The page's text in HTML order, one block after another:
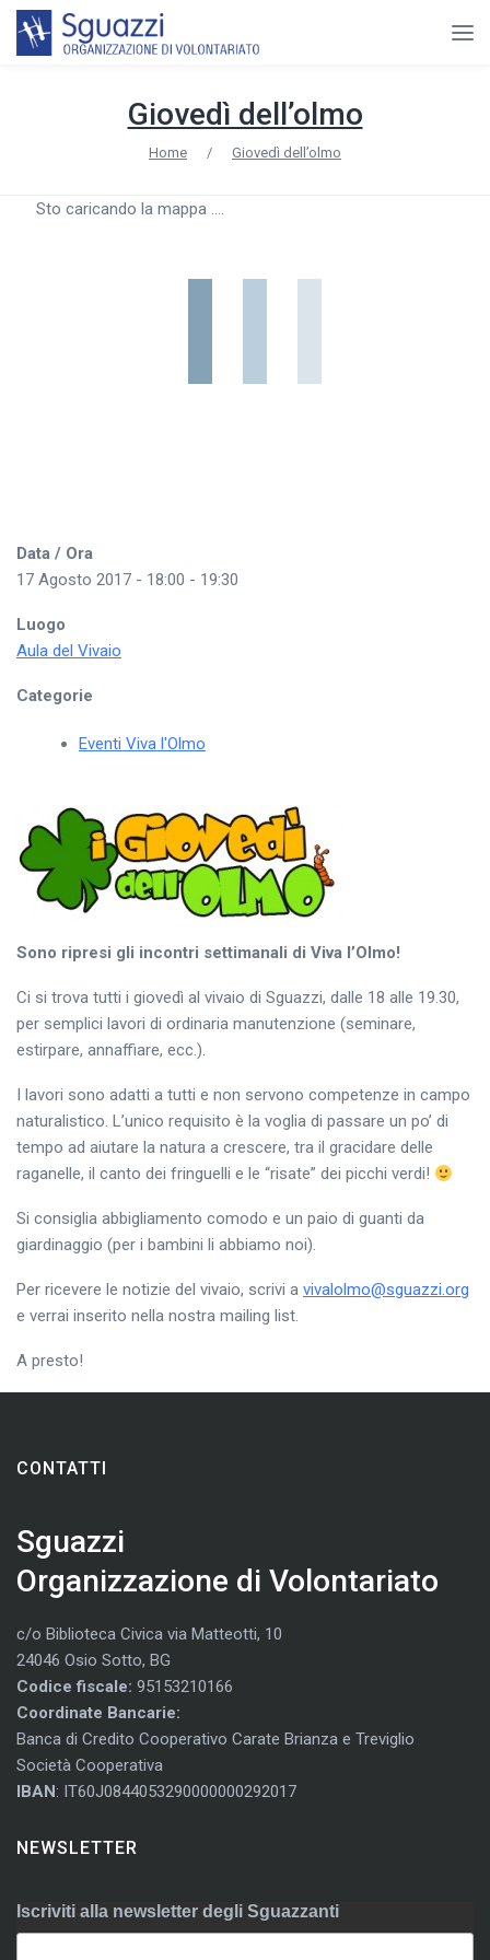
Giovedì dell’olmo
Home / Giovedì dell’olmo
Sto caricando la mappa ....
Data / Ora
17 Agosto 2017 - 18:00 - 19:30
Luogo
Aula del Vivaio
Categorie
Eventi Viva l'Olmo
Sono ripresi gli incontri settimanali di Viva l’Olmo!
Ci si trova tutti i giovedì al vivaio di Sguazzi, dalle 18 alle 19.30,
per semplici lavori di ordinaria manutenzione (seminare,
estirpare, annaffiare, ecc.).
I lavori sono adatti a tutti e non servono competenze in campo
naturalistico. L’unico requisito è la voglia di passare un po’ di
tempo ad aiutare la natura a crescere, tra il gracidare delle
raganelle, il canto dei fringuelli e le “risate” dei picchi verdi!
Si consiglia abbigliamento comodo e un paio di guanti da
giardinaggio (per i bambini li abbiamo noi).
Per ricevere le notizie del vivaio, scrivi a vivalolmo@sguazzi.org
e verrai inserito nella nostra mailing list.
A presto!
CONTATTI
Sguazzi
Organizzazione di Volontariato
c/o Biblioteca Civica via Matteotti, 10
24046 Osio Sotto, BG
Codice fiscale: 95153210166
Coordinate Bancarie:
Banca di Credito Cooperativo Carate Brianza e Treviglio
Società Cooperativa
IBAN: IT60J0844053290000000292017
NEWSLETTER
Iscriviti alla newsletter degli Sguazzanti